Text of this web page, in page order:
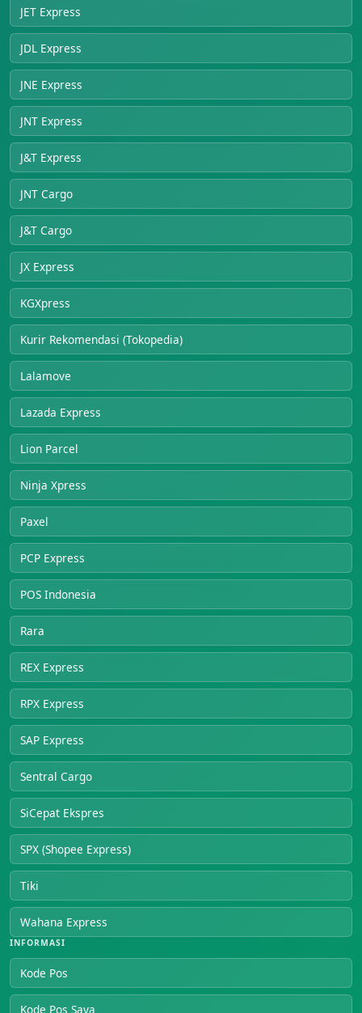
JET Express
JDL Express
JNE Express
JNT Express
J&T Express
JNT Cargo
J&T Cargo
JX Express
KGXpress
Kurir Rekomendasi (Tokopedia)
Lalamove
Lazada Express
Lion Parcel
Ninja Xpress
Paxel
PCP Express
POS Indonesia
Rara
REX Express
RPX Express
SAP Express
Sentral Cargo
SiCepat Ekspres
SPX (Shopee Express)
Tiki
Wahana Express
INFORMASI
Kode Pos
Kode Pos Saya